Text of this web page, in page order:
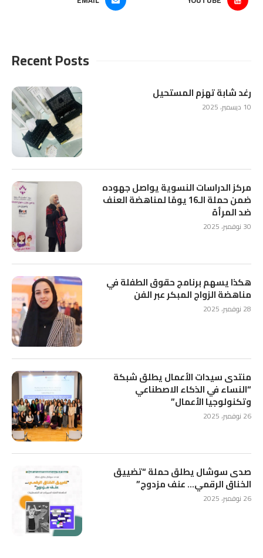
Recent Posts
رغد شابة تهزم المستحيل
10 ديسمبر، 2025
مركز الدراسات النسوية يواصل جهوده
ضمن حملة الـ16 يومًا لمناهضة العنف
ضد المرأة
30 نوفمبر، 2025
هكذا يسهم برنامج حقوق الطفلة في
مناهضة الزواج المبكر عبر الفن
28 نوفمبر، 2025
منتدى سيدات الأعمال يطلق شبكة
“النساء في الذكاء الاصطناعي
وتكنولوجيا الأعمال”
26 نوفمبر، 2025
صدى سوشال يطلق حملة “تضييق
الخناق الرقمي… عنف مزدوج”
26 نوفمبر، 2025